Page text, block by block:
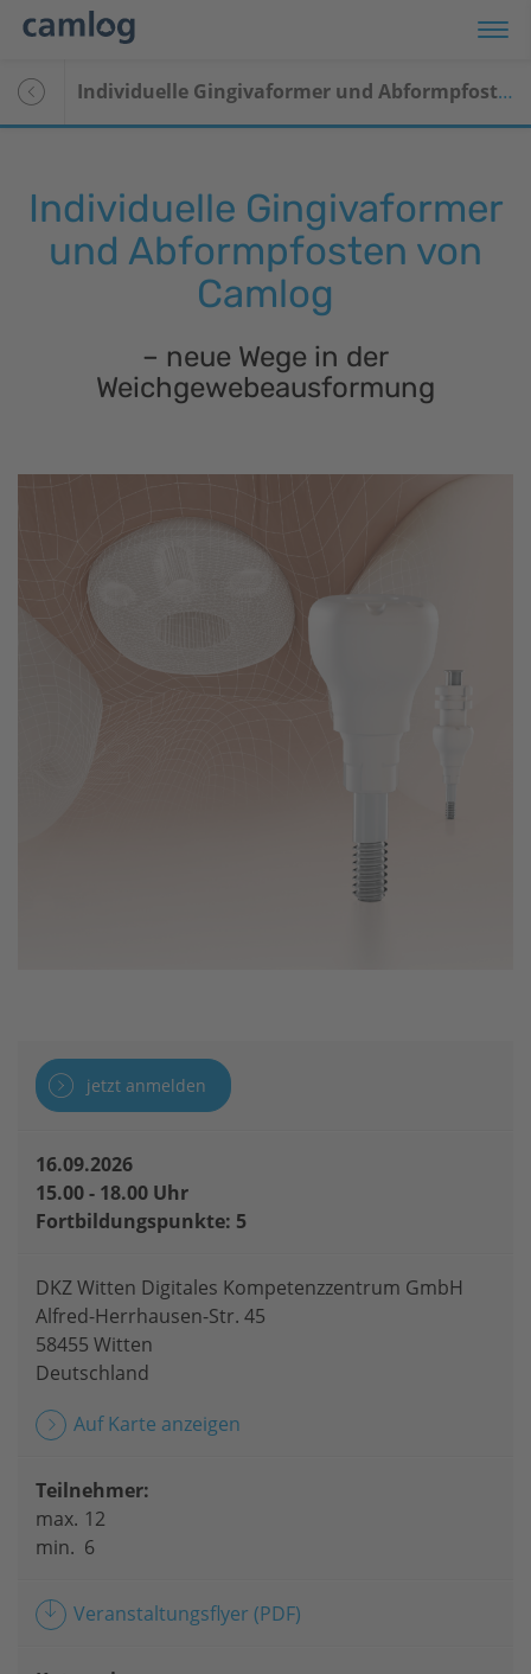
Individuelle Gingivaformer und Abformpfosten von Camlog
Individuelle Gingivaformer
und Abformpfosten von
Camlog
– neue Wege in der
Weichgewebeausformung
jetzt anmelden
16.09.2026
15.00 - 18.00 Uhr
Fortbildungspunkte: 5
DKZ Witten Digitales Kompetenzzentrum GmbH
Alfred-Herrhausen-Str. 45
58455 Witten
Deutschland
Auf Karte anzeigen
Teilnehmer:
max.
min.
12
6
Veranstaltungsflyer (PDF)